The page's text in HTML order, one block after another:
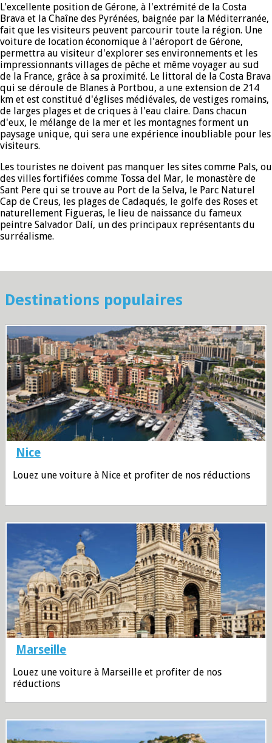
L'excellente position de Gérone, à l'extrémité de la Costa
Brava et la Chaîne des Pyrénées, baignée par la Méditerranée,
fait que les visiteurs peuvent parcourir toute la région. Une
voiture de location économique à l'aéroport de Gérone,
permettra au visiteur d'explorer ses environnements et les
impressionnants villages de pêche et même voyager au sud
de la France, grâce à sa proximité. Le littoral de la Costa Brava
qui se déroule de Blanes à Portbou, a une extension de 214
km et est constitué d'églises médiévales, de vestiges romains,
de larges plages et de criques à l'eau claire. Dans chacun
d'eux, le mélange de la mer et les montagnes forment un
paysage unique, qui sera une expérience inoubliable pour les
visiteurs.
Les touristes ne doivent pas manquer les sites comme Pals, ou
des villes fortifiées comme Tossa del Mar, le monastère de
Sant Pere qui se trouve au Port de la Selva, le Parc Naturel
Cap de Creus, les plages de Cadaqués, le golfe des Roses et
naturellement Figueras, le lieu de naissance du fameux
peintre Salvador Dalí, un des principaux représentants du
surréalisme.
Destinations populaires
Nice
Louez une voiture à Nice et profiter de nos réductions
Marseille
Louez une voiture à Marseille et profiter de nos
réductions